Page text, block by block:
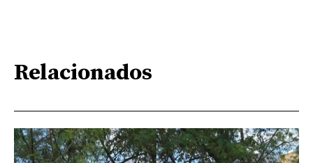
Relacionados